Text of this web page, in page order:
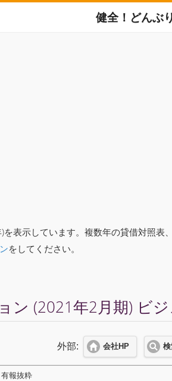
健全！どんぶ
を表示しています。複数年の貸借対照表
をしてください。
ン (2021年2月期) ビ
外部: 会社HP
有報抜粋